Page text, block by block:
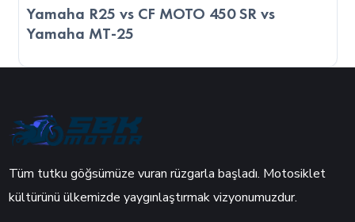
Yamaha R25 vs CF MOTO 450 SR vs
Yamaha MT-25
Tüm tutku göğsümüze vuran rüzgarla başladı. Motosiklet
kültürünü ülkemizde yaygınlaştırmak vizyonumuzdur.